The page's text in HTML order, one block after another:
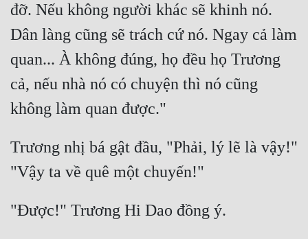
đỡ. Nếu không người khác sẽ khinh nó.
Dân làng cũng sẽ trách cứ nó. Ngay cả làm
quan... À không đúng, họ đều họ Trương
cả, nếu nhà nó có chuyện thì nó cũng
Trương nhị bá gật đầu, "Phải, lý lẽ là vậy!"